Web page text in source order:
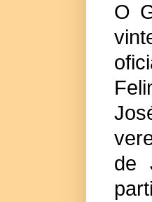
O
de